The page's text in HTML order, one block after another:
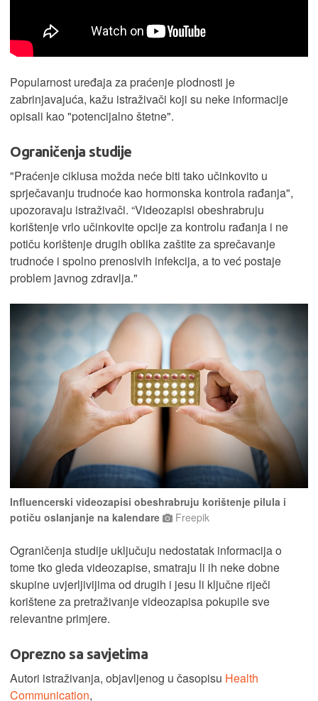
Popularnost uređaja za praćenje plodnosti je
zabrinjavajuća, kažu istraživači koji su neke informacije
opisali kao "potencijalno štetne".
Ograničenja studije
"Praćenje ciklusa možda neće biti tako učinkovito u
sprječavanju trudnoće kao hormonska kontrola rađanja",
upozoravaju istraživači. “Videozapisi obeshrabruju
korištenje vrlo učinkovite opcije za kontrolu rađanja i ne
potiču korištenje drugih oblika zaštite za sprečavanje
trudnoće i spolno prenosivih infekcija, a to već postaje
problem javnog zdravlja."
Influencerski videozapisi obeshrabruju korištenje pilula i
potiču oslanjanje na kalendare
Freepik
Ograničenja studije uključuju nedostatak informacija o
tome tko gleda videozapise, smatraju li ih neke dobne
skupine uvjerljivijima od drugih i jesu li ključne riječi
korištene za pretraživanje videozapisa pokupile sve
relevantne primjere.
Oprezno sa savjetima
Autori istraživanja, objavljenog u časopisu Health
Communication,